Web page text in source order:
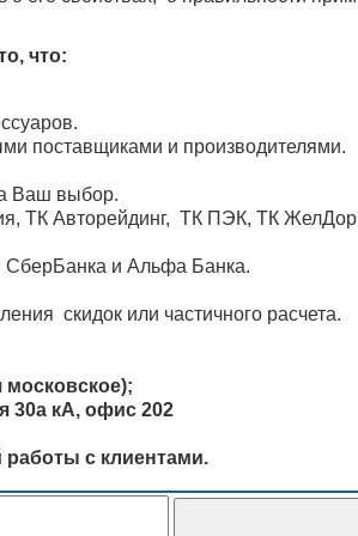
что:
поставщиками и производителями.
Ваш выбор.
ТК Авторейдинг, ТК ПЭК, ТК
СберБанка и Альфа Банка.
скидок или частичного расчета.
московское);
30а кА, офис 202
работы с клиентами.